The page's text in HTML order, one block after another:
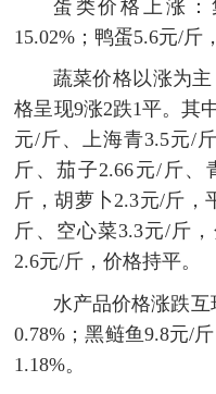
蛋类价格上涨
15.02%；鸭蛋5.6元/斤
蔬菜价格以涨为
格呈现9涨2跌1平。其
元/斤、上海青3.5元/
斤、茄子2.66元/斤、
斤，胡萝卜2.3元/斤，
斤、空心菜3.3元/斤
2.6元/斤，价格持平。
水产品价格涨跌
0.78%；黑鲢鱼9.8元/
1.18%。